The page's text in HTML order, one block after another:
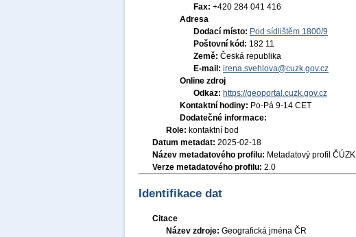
Fax: +420 284 041 416
Adresa
Dodací místo: Pod sídlištěm 1800/9
Poštovní kód: 182 11
Země: Česká republika
E-mail: irena.svehlova@cuzk.gov.cz
Online zdroj
Odkaz: https://geoportal.cuzk.gov.cz
Kontaktní hodiny: Po-Pá 9-14 CET
Dodatečné informace:
Role: kontaktní bod
Datum metadat: 2025-02-18
Název metadatového profilu: Metadatový profil ČÚZK
Verze metadatového profilu: 2.0
Identifikace dat
Citace
Název zdroje: Geografická jména ČR